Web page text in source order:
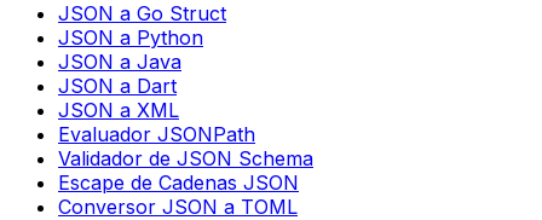
JSON a Go Struct
JSON a Python
JSON a Java
JSON a Dart
JSON a XML
Evaluador JSONPath
Validador de JSON Schema
Escape de Cadenas JSON
Conversor JSON a TOML